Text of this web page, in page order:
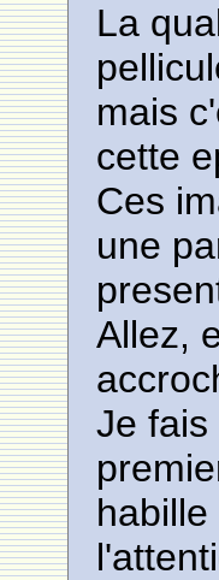
La
mais
cette
Ces
une
Allez,
Je fais